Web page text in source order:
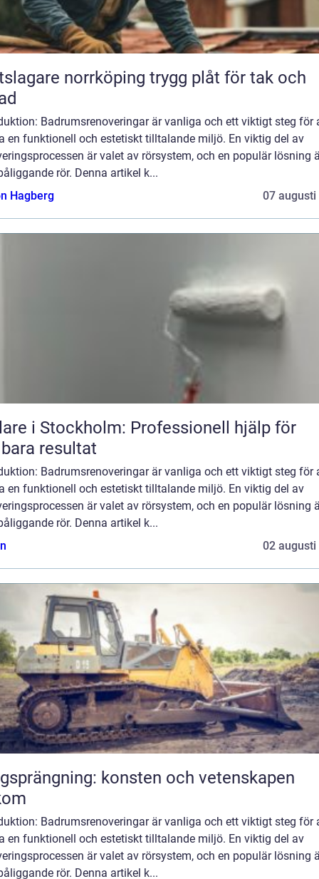
norrköping trygg plåt för tak och
Badrumsrenoveringar är vanliga och ett viktigt steg för
en funktionell och estetiskt tilltalande miljö. En viktig del av
är valet av rörsystem, och en populär lösning
rör. Denna artikel k...
Hagberg
07 augusti
i Stockholm: Professionell hjälp för
resultat
Badrumsrenoveringar är vanliga och ett viktigt steg för
en funktionell och estetiskt tilltalande miljö. En viktig del av
är valet av rörsystem, och en populär lösning
rör. Denna artikel k...
02 augusti
konsten och vetenskapen
Badrumsrenoveringar är vanliga och ett viktigt steg för
en funktionell och estetiskt tilltalande miljö. En viktig del av
är valet av rörsystem, och en populär lösning
rör. Denna artikel k...